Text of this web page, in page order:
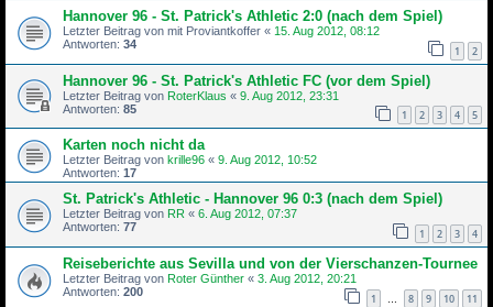
Hannover 96 - St. Patrick's Athletic 2:0 (nach dem Spiel)
Letzter Beitrag von mit Proviantkoffer « 15. Aug 2012, 08:12
Antworten: 34 1 2
Hannover 96 - St. Patrick's Athletic FC (vor dem Spiel)
Letzter Beitrag von RoterKlaus « 9. Aug 2012, 23:31
Antworten: 85 1 2 3 4 5
Karten noch nicht da
Letzter Beitrag von krille96 « 9. Aug 2012, 10:52
Antworten: 17
St. Patrick's Athletic - Hannover 96 0:3 (nach dem Spiel)
Letzter Beitrag von RR « 6. Aug 2012, 07:37
Antworten: 77 1 2 3 4
Reiseberichte aus Sevilla und von der Vierschanzen-Tournee
Letzter Beitrag von Roter Günther « 3. Aug 2012, 20:21
Antworten: 200 1 … 8 9 10 11